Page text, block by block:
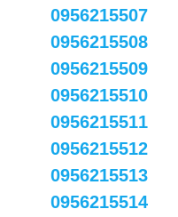
0956215507
0956215508
0956215509
0956215510
0956215511
0956215512
0956215513
0956215514